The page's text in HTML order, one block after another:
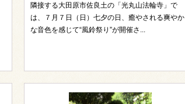
隣接する大田原市佐良土の「光丸山法輪寺」で
は、７月７日（日）七夕の日、癒やされる爽やか
な音色を感じて“風鈴祭り”が開催さ...